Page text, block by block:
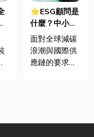
⭐ESG顧問是
什麼？中小企
業挑選四大永
續顧問服務的
實用指南
面對全球減碳
浪潮與國際供
應鏈的要求，
要求提供「碳